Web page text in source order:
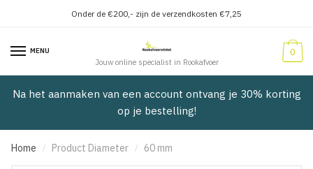
navigatie
inhoud
Onder de €200,- zijn de verzendkosten €7,25
MENU
Jouw online specialist in Rookafvoer
0
Na het aanmaken van een account ontvang je 30% korting
op je bestelling!
Home / Product Diameter / 60 mm